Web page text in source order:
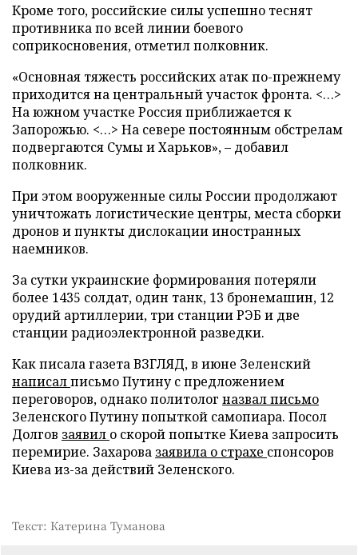
Кроме того, российские силы успешно теснят
противника по всей линии боевого
соприкосновения, отметил полковник.
«Основная тяжесть российских атак по-прежнему
приходится на центральный участок фронта. <…>
На южном участке Россия приближается к
Запорожью. <…> На севере постоянным обстрелам
подвергаются Сумы и Харьков», – добавил
полковник.
При этом вооруженные силы России продолжают
уничтожать логистические центры, места сборки
дронов и пункты дислокации иностранных
наемников.
За сутки украинские формирования потеряли
более 1435 солдат, один танк, 13 бронемашин, 12
орудий артиллерии, три станции РЭБ и две
станции радиоэлектронной разведки.
Как писала газета ВЗГЛЯД, в июне Зеленский
написалписьмо Путину с предложением
переговоров, однако политолог назвал письмо
Зеленского Путину попыткой самопиара. Посол
Долгов заявил о скорой попытке Киева запросить
перемирие. Захарова заявила о страхе спонсоров
Киева из-за действий Зеленского.
Текст: Катерина Туманова